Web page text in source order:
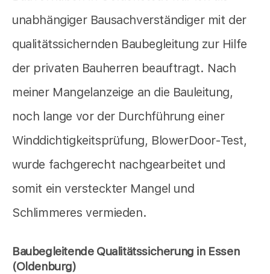
unabhängiger Bausachverständiger mit der
qualitätssichernden Baubegleitung zur Hilfe
der privaten Bauherren beauftragt. Nach
meiner Mangelanzeige an die Bauleitung,
noch lange vor der Durchführung einer
Winddichtigkeitsprüfung, BlowerDoor-Test,
wurde fachgerecht nachgearbeitet und
somit ein versteckter Mangel und
Schlimmeres vermieden.
Baubegleitende Qualitätssicherung in Essen
(Oldenburg)